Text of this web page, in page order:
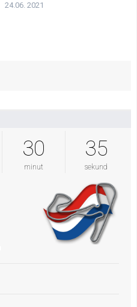
24.06. 2021
30
minut
34
sekund